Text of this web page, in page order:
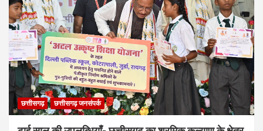
छत्तीसगढ़ छत्तीसगढ़ जनसंपर्क